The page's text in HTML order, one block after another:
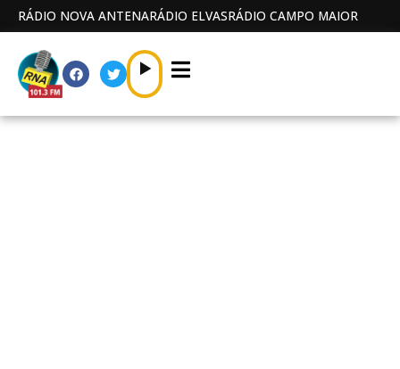
RÁDIO NOVA ANTENARÁDIO ELVASRÁDIO CAMPO MAIOR